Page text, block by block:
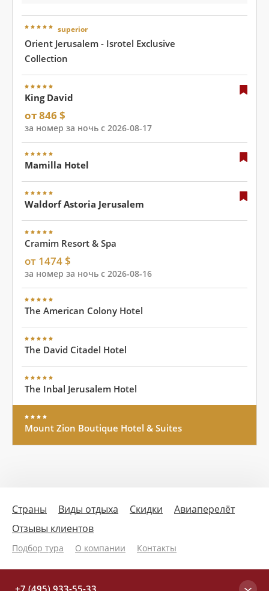
superior
Orient Jerusalem - Isrotel Exclusive
Collection
King David
от 846 $
за номер за ночь с 2026-08-17
Mamilla Hotel
Waldorf Astoria Jerusalem
Cramim Resort & Spa
от 1474 $
за номер за ночь с 2026-08-16
The American Colony Hotel
The David Citadel Hotel
The Inbal Jerusalem Hotel
Mount Zion Boutique Hotel & Suites
Страны Виды отдыха Скидки
Авиаперелёт
Отзывы клиентов
Подбор тура О компании Контакты
+7 (495) 933-55-33